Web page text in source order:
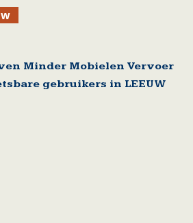
Minder Mobielen Vervoer
gebruikers in LEEUW